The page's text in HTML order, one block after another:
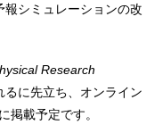
シミュレーションの改
Research
るに先立ち、オンライン
掲載予定です。